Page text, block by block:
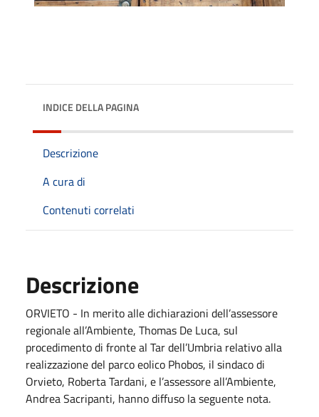
INDICE DELLA PAGINA
Descrizione
A cura di
Contenuti correlati
Descrizione
ORVIETO - In merito alle dichiarazioni dell’assessore
regionale all’Ambiente, Thomas De Luca, sul
procedimento di fronte al Tar dell’Umbria relativo alla
realizzazione del parco eolico Phobos, il sindaco di
Orvieto, Roberta Tardani, e l’assessore all’Ambiente,
Andrea Sacripanti, hanno diffuso la seguente nota.